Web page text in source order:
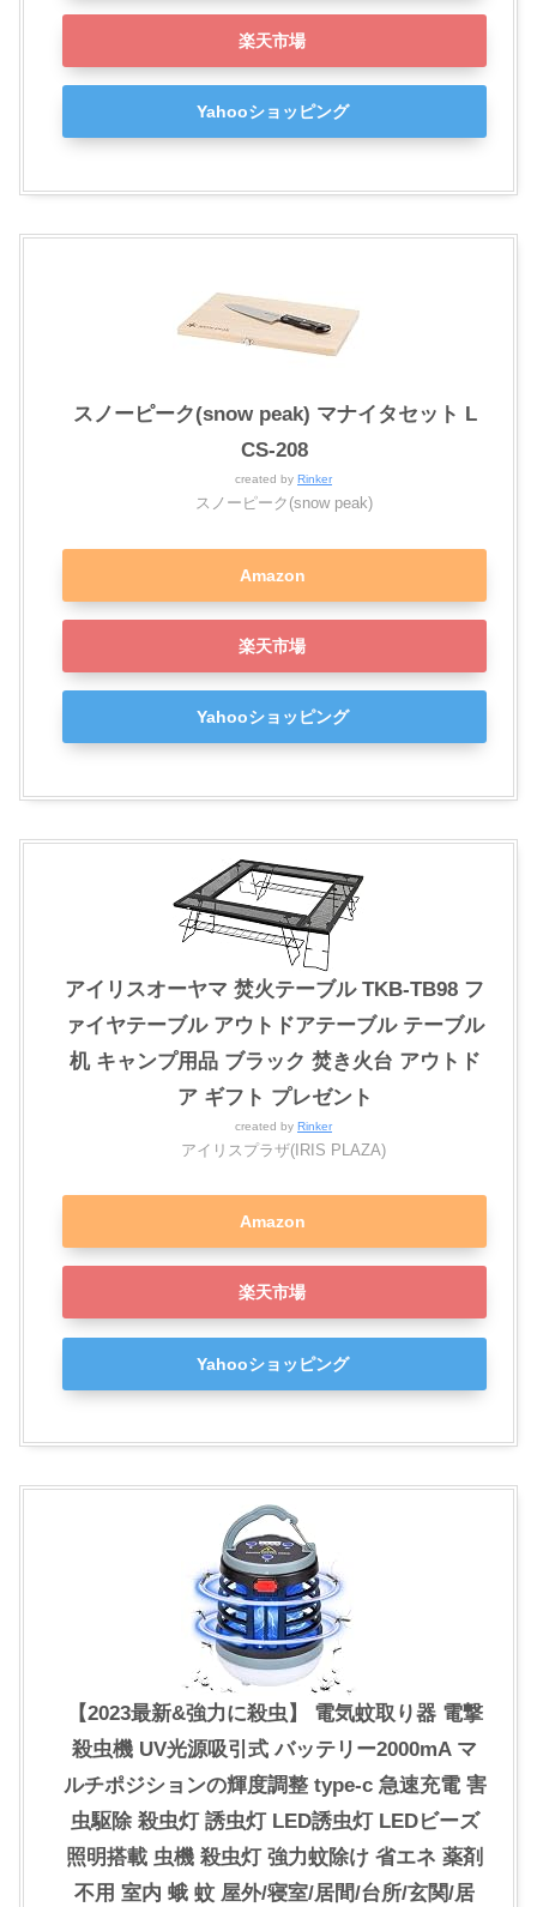
楽天市場
Yahooショッピング
スノーピーク(snow peak) マナイタセット L
CS-208
created by Rinker
スノーピーク(snow peak)
Amazon
楽天市場
Yahooショッピング
アイリスオーヤマ 焚火テーブル TKB-TB98 フ
ァイヤテーブル アウトドアテーブル テーブル
机 キャンプ用品 ブラック 焚き火台 アウトド
ア ギフト プレゼント
created by Rinker
アイリスプラザ(IRIS PLAZA)
Amazon
楽天市場
Yahooショッピング
【2023最新&強力に殺虫】 電気蚊取り器 電撃
殺虫機 UV光源吸引式 バッテリー2000mA マ
ルチポジションの輝度調整 type-c 急速充電 害
虫駆除 殺虫灯 誘虫灯 LED誘虫灯 LEDビーズ
照明搭載 虫機 殺虫灯 強力蚊除け 省エネ 薬剤
不用 室内 蛾 蚊 屋外/寝室/居間/台所/玄関/居